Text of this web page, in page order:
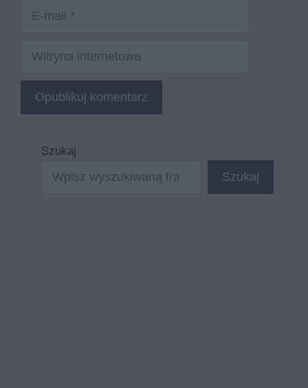
Witryna
Szukaj
Szukaj